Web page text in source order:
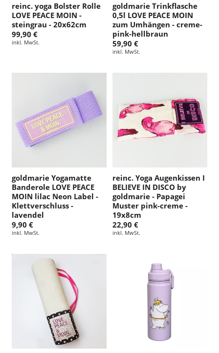
reinc. yoga Bolster Rolle
LOVE PEACE MOIN -
steingrau - 20x62cm
99,90 €
inkl. MwSt.
goldmarie Trinkflasche
0,5l LOVE PEACE MOIN
zum Umhängen - creme-
pink-hellbraun
59,90 €
inkl. MwSt.
goldmarie Yogamatte
Banderole LOVE PEACE
MOIN lilac Neon Label -
Klettverschluss -
lavendel
9,90 €
inkl. MwSt.
reinc. Yoga Augenkissen I
BELIEVE IN DISCO by
goldmarie - Papagei
Muster pink-creme -
19x8cm
22,90 €
inkl. MwSt.